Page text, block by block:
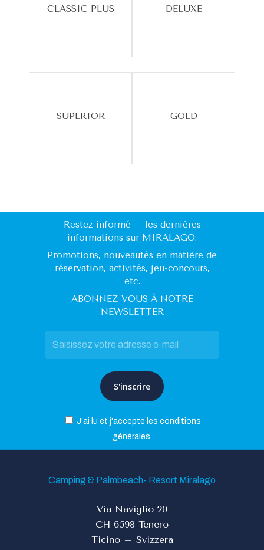
CLASSIC PLUS DELUXE
SUPERIOR GOLD
Restez informé – les dernières
informations sur MIRALAGO:
Promotions, nouveautés en matière de
réservation, activités, jeu-concours,
etc.
ABONNEZ-VOUS À NOTRE
NEWSLETTER
J'ai lu et j'accepte les conditions
générales.
Camping & Palmbeach- Resort Miralago
Via Naviglio 20
CH-6598 Tenero
Ticino – Svizzera